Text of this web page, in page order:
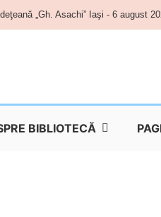
„Gh. Asachi” Iaşi - 6 august
BIBLIOTECĂ